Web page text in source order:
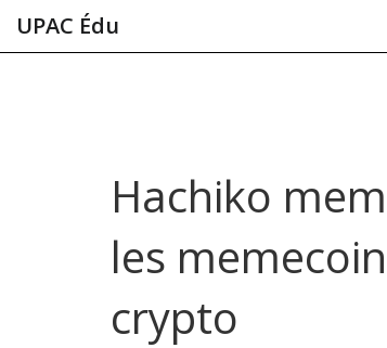
UPAC Édu
Hachiko
les
crypto